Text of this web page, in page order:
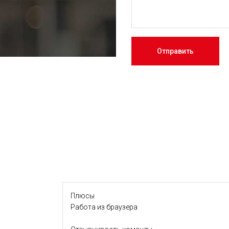
Отправить
Плюсы
Работа из браузера